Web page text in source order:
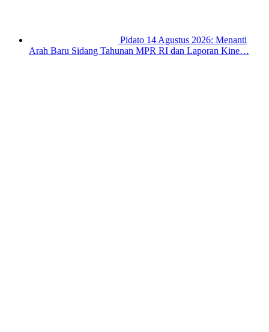
Pidato 14 Agustus 2026: Menanti
Arah Baru Sidang Tahunan MPR RI dan Laporan Kine…